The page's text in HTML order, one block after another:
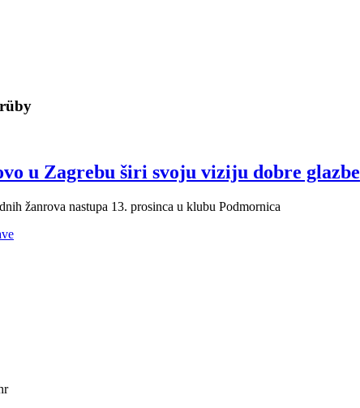
u Zagrebu širi svoju viziju dobre glazbe
žanrova nastupa 13. prosinca u klubu Podmornica